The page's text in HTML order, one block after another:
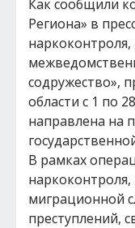
Как сообщили
Региона» в
содружество»,
области с 1 по
направлена на
В рамках
миграционной
преступлений,